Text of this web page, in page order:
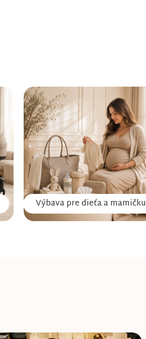
Výbava pre dieťa a mamičku